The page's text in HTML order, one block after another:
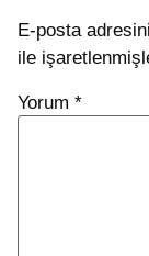
E-posta
ile
Yorum *